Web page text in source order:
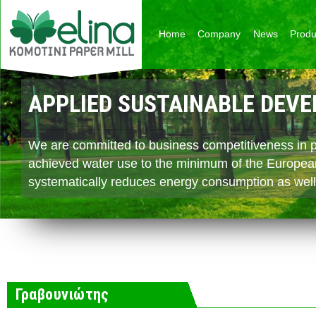
Home Company News
APPLIED SUSTAINABLE
We are committed to business competitiveness in
achieved water use to the minimum of the
systematically reduces energy consumption as
CONTINUOUS BUSINESS
With its core in papermaking Komotini Paper Mill
the group and create springboards of
estate and biomass trading.
EXPORT ORIENTED
With its strategic position in South Eastern
facilities throughout the broader Balkans and the
positively to its cashflows and adding to its
Γραβουνιώτης